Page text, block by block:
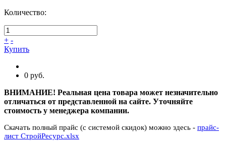
Количество:
+ -
Купить
0 руб.
ВНИМАНИЕ! Реальная цена товара может незначительно
отличаться от представленной на сайте. Уточняйте
стоимость у менеджера компании.
Скачать полный прайс (с системой скидок) можно здесь - прайс-
лист СтройРесурс.xlsx